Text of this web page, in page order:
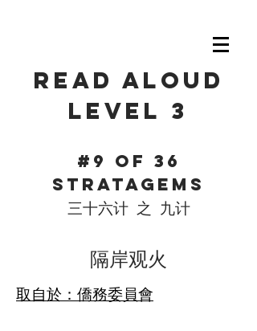
Read Aloud
level 3
#9 of 36
Stratagems
三十六计 之 九计
​隔岸观火
取自於：僑務委員會